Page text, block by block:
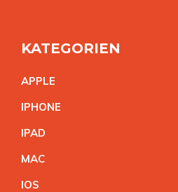
KATEGORIEN
APPLE
IPHONE
IPAD
MAC
IOS